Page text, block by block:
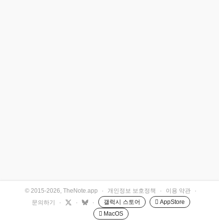
© 2015-2026, TheNote.app · 개인정보 보호정책 · 이용 약관
·
문의하기
· · · 갤럭시 스토어
 AppStore
 MacOS